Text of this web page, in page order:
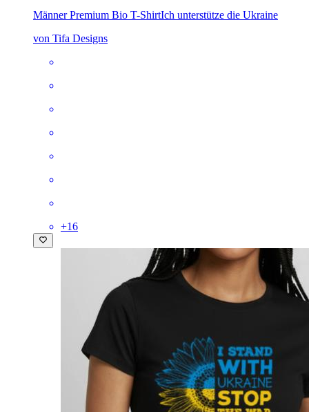
Männer Premium Bio T-ShirtIch unterstütze die Ukraine
von Tifa Designs
+16